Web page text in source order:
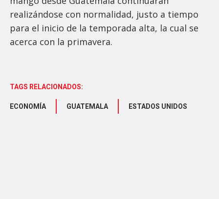
realizándose con normalidad, justo a tiempo
para el inicio de la temporada alta, la cual se
acerca con la primavera.
TAGS RELACIONADOS:
ECONOMÍA GUATEMALA ESTADOS UNIDOS